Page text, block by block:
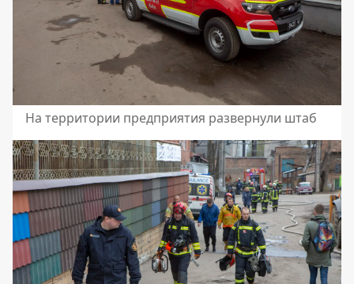
На территории предприятия развернули штаб